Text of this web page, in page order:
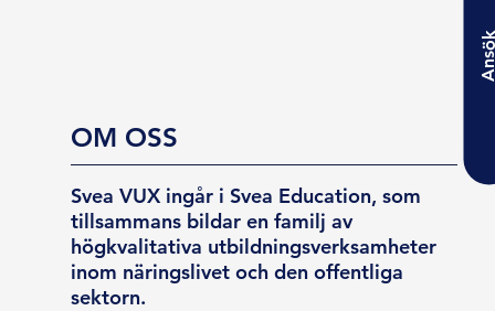
OM OSS
Svea VUX ingår i Svea Education, som
tillsammans bildar en familj av
högkvalitativa utbildningsverksamheter
inom näringslivet och den offentliga
sektorn.